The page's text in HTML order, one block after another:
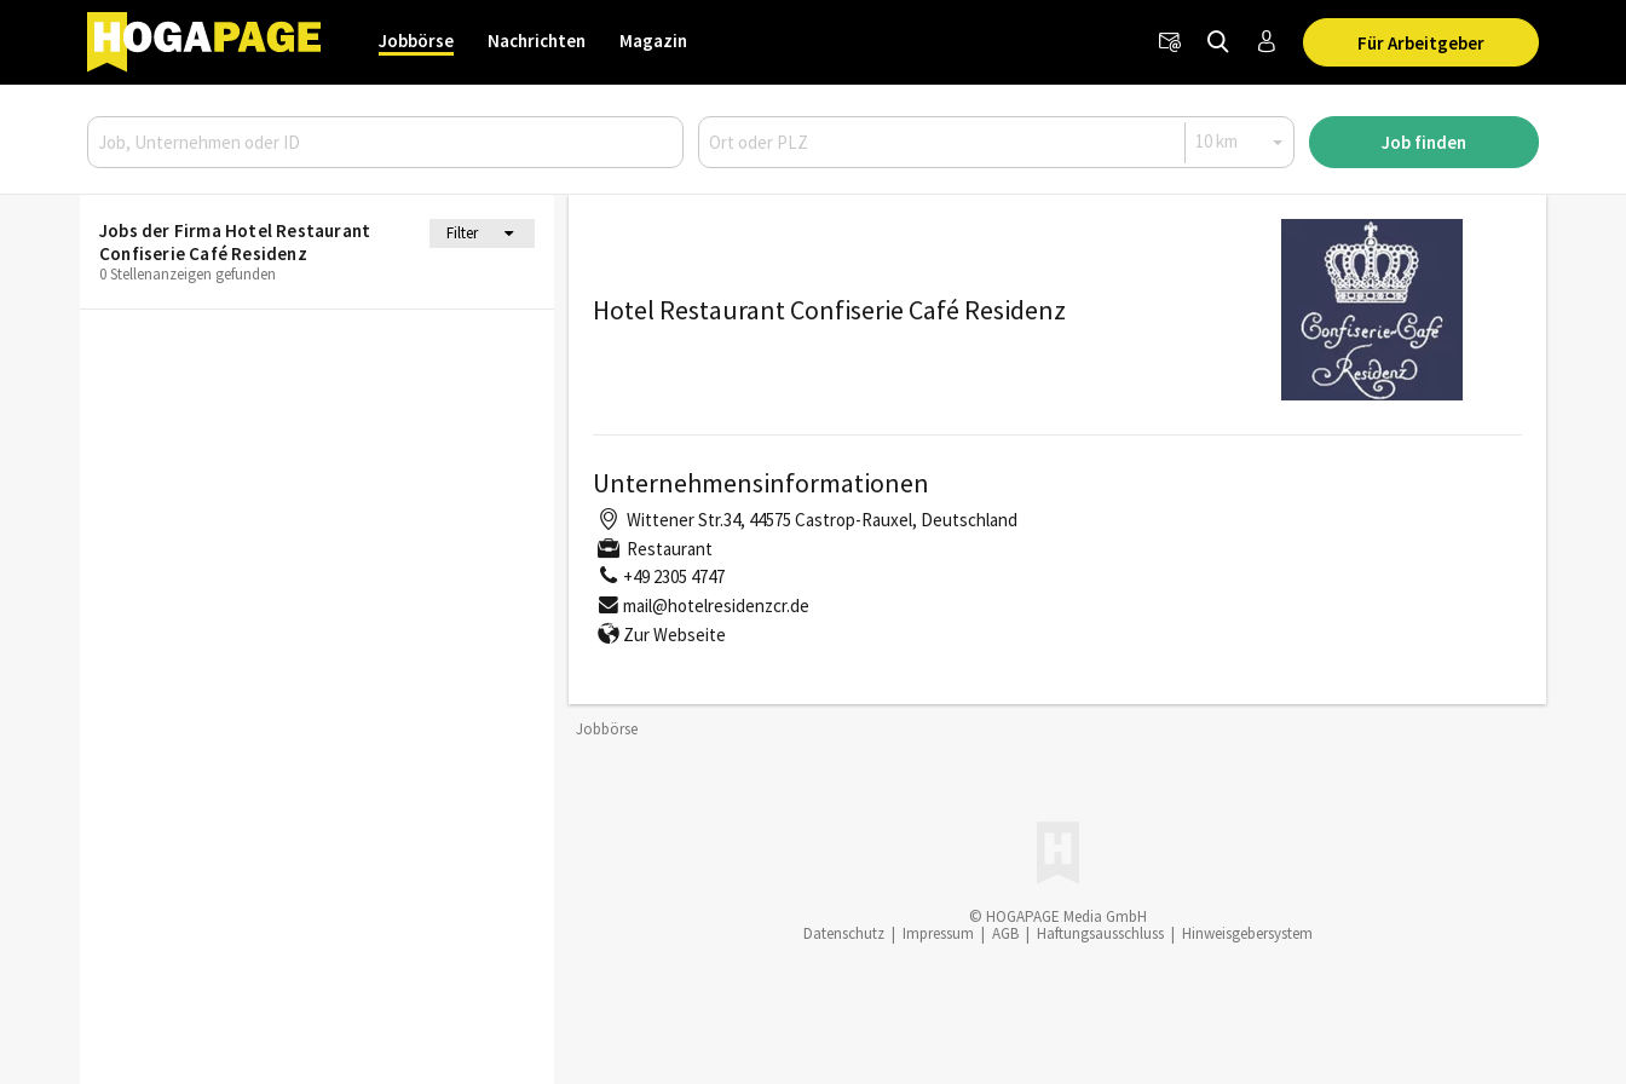
Für Arbeitgeber
Jobbörse Nachrichten Magazin
Job finden
Jobs der Firma Hotel Restaurant
Confiserie Café Residenz
Filter
0 Stellenanzeigen gefunden
Hotel Restaurant Confiserie Café Residenz
Unternehmensinformationen
Wittener Str.34, 44575 Castrop-Rauxel, Deutschland
Restaurant
+49 2305 4747
mail@hotelresidenzcr.de
Zur Webseite
Jobbörse
© HOGAPAGE Media GmbH
Datenschutz
Impressum AGB Haftungsausschluss Hinweisgebersystem